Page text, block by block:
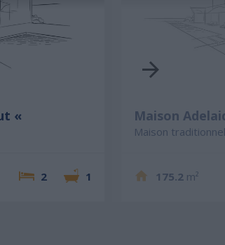
«
2 1
Maison
Maison
175.2 m²